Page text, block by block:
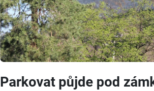
Parkovat půjde pod